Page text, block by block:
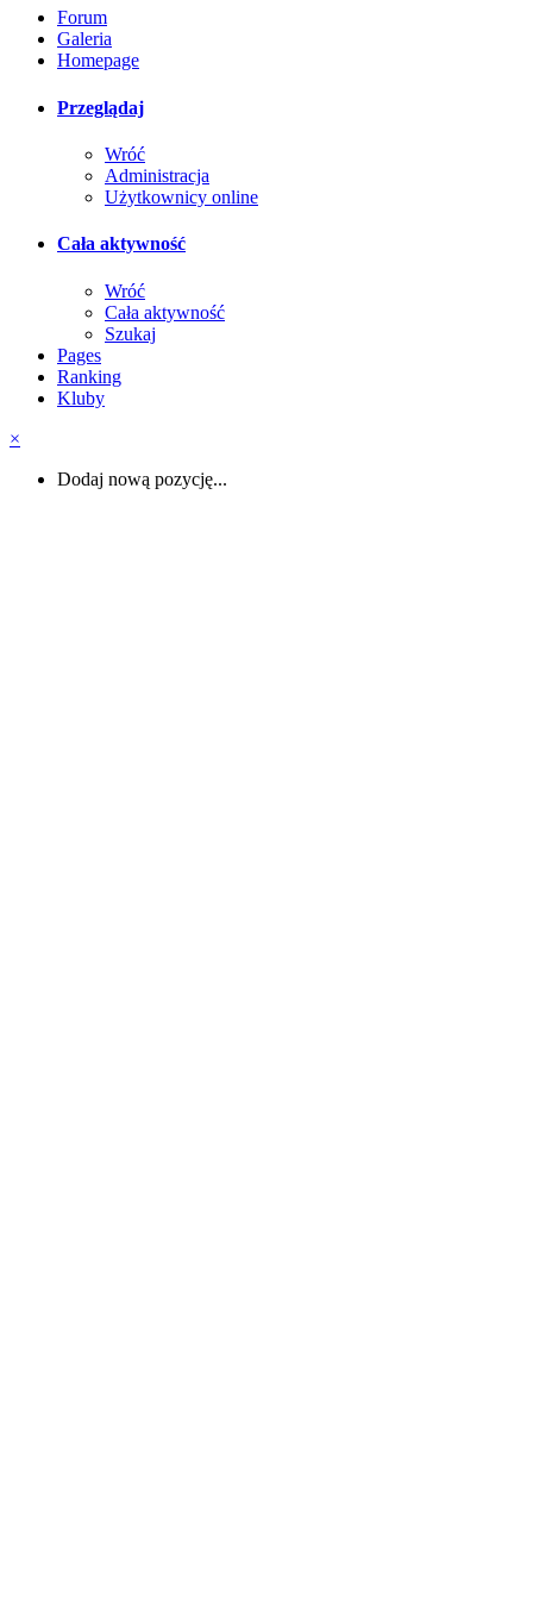
Forum
Galeria
Homepage
Przeglądaj
Wróć
Administracja
Użytkownicy online
Cała aktywność
Wróć
Cała aktywność
Szukaj
Pages
Ranking
Kluby
×
Dodaj nową pozycję...